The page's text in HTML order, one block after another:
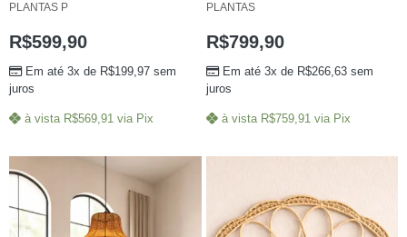
PLANTAS P
R$599,90
Em até 3x de R$199,97 sem
juros
à vista R$569,91 via Pix
PLANTAS
R$799,90
Em até 3x de R$266,63sem
juros
à vista R$759,91 via Pix